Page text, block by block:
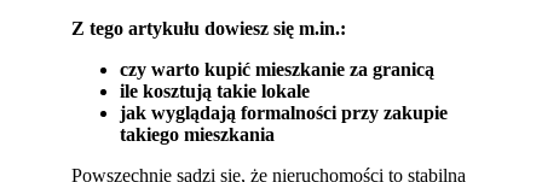
Z tego artykułu dowiesz się m.in.:
czy warto kupić mieszkanie za granicą
ile kosztują takie lokale
jak wyglądają formalności przy zakupie
takiego mieszkania
Powszechnie sądzi się, że nieruchomości to stabilna